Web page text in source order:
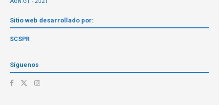
Sitio web desarrollado por:
SCSPR
Síguenos